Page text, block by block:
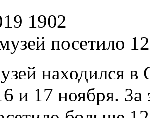
1902
находился в
и 17 ноября.